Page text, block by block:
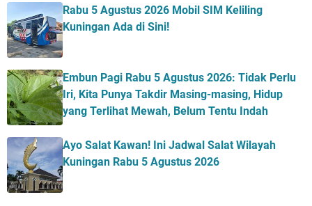
Rabu 5 Agustus 2026 Mobil SIM Keliling
Kuningan Ada di Sini!
Embun Pagi Rabu 5 Agustus 2026: Tidak Perlu
Iri, Kita Punya Takdir Masing-masing, Hidup
yang Terlihat Mewah, Belum Tentu Indah
Ayo Salat Kawan! Ini Jadwal Salat Wilayah
Kuningan Rabu 5 Agustus 2026